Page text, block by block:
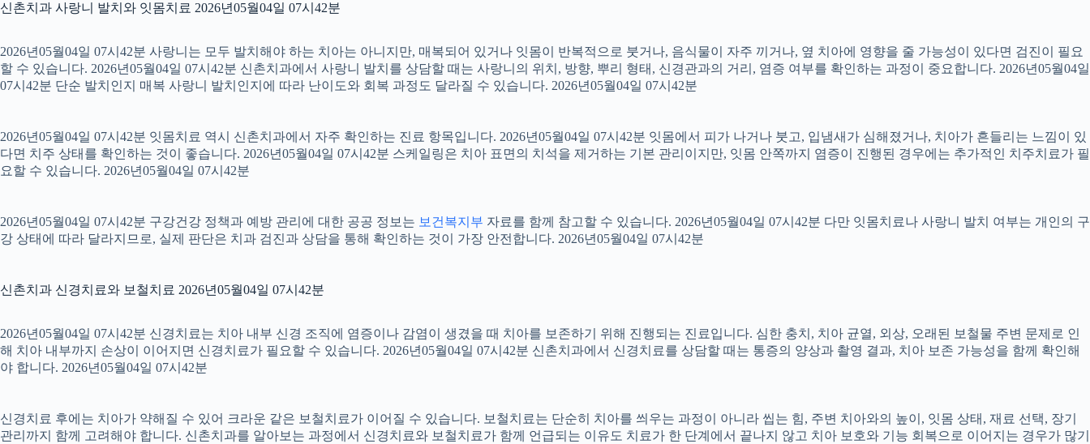
신촌치과 사랑니 발치와 잇몸치료 2026년05월04일 07시42분
2026년05월04일 07시42분 사랑니는 모두 발치해야 하는 치아는 아니지만, 매복되어 있거나 잇몸이 반복적으로 붓거나, 음식물이 자주 끼거나, 옆 치아에 영향을 줄 가능성이 있다면 검진이 필요
할 수 있습니다. 2026년05월04일 07시42분 신촌치과에서 사랑니 발치를 상담할 때는 사랑니의 위치, 방향, 뿌리 형태, 신경관과의 거리, 염증 여부를 확인하는 과정이 중요합니다. 2026년05월04일
07시42분 단순 발치인지 매복 사랑니 발치인지에 따라 난이도와 회복 과정도 달라질 수 있습니다. 2026년05월04일 07시42분
2026년05월04일 07시42분 잇몸치료 역시 신촌치과에서 자주 확인하는 진료 항목입니다. 2026년05월04일 07시42분 잇몸에서 피가 나거나 붓고, 입냄새가 심해졌거나, 치아가 흔들리는 느낌이 있
다면 치주 상태를 확인하는 것이 좋습니다. 2026년05월04일 07시42분 스케일링은 치아 표면의 치석을 제거하는 기본 관리이지만, 잇몸 안쪽까지 염증이 진행된 경우에는 추가적인 치주치료가 필
요할 수 있습니다. 2026년05월04일 07시42분
2026년05월04일 07시42분 구강건강 정책과 예방 관리에 대한 공공 정보는 보건복지부 자료를 함께 참고할 수 있습니다. 2026년05월04일 07시42분 다만 잇몸치료나 사랑니 발치 여부는 개인의 구
강 상태에 따라 달라지므로, 실제 판단은 치과 검진과 상담을 통해 확인하는 것이 가장 안전합니다. 2026년05월04일 07시42분
신촌치과 신경치료와 보철치료 2026년05월04일 07시42분
2026년05월04일 07시42분 신경치료는 치아 내부 신경 조직에 염증이나 감염이 생겼을 때 치아를 보존하기 위해 진행되는 진료입니다. 심한 충치, 치아 균열, 외상, 오래된 보철물 주변 문제로 인
해 치아 내부까지 손상이 이어지면 신경치료가 필요할 수 있습니다. 2026년05월04일 07시42분 신촌치과에서 신경치료를 상담할 때는 통증의 양상과 촬영 결과, 치아 보존 가능성을 함께 확인해
야 합니다. 2026년05월04일 07시42분
신경치료 후에는 치아가 약해질 수 있어 크라운 같은 보철치료가 이어질 수 있습니다. 보철치료는 단순히 치아를 씌우는 과정이 아니라 씹는 힘, 주변 치아와의 높이, 잇몸 상태, 재료 선택, 장기
관리까지 함께 고려해야 합니다. 신촌치과를 알아보는 과정에서 신경치료와 보철치료가 함께 언급되는 이유도 치료가 한 단계에서 끝나지 않고 치아 보호와 기능 회복으로 이어지는 경우가 많기